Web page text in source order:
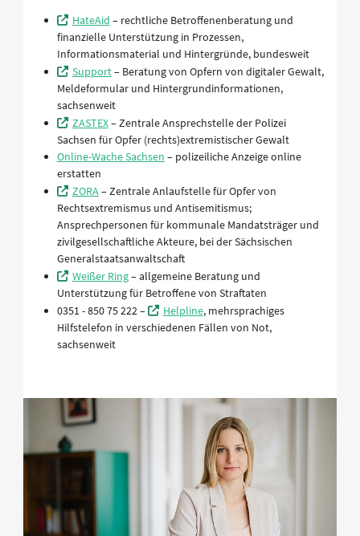
HateAid – rechtliche Betroffenenberatung und
finanzielle Unterstützung in Prozessen,
Informationsmaterial und Hintergründe, bundesweit
Support– Beratung von Opfern von digitaler Gewalt,
Meldeformular und Hintergrundinformationen,
sachsenweit
ZASTEX– Zentrale Ansprechstelle der Polizei
Sachsen für Opfer (rechts)extremistischer Gewalt
Online-Wache Sachsen – polizeiliche Anzeige online
erstatten
ZORA– Zentrale Anlaufstelle für Opfer von
Rechtsextremismus und Antisemitismus;
Ansprechpersonen für kommunale Mandatsträger und
zivilgesellschaftliche Akteure, bei der Sächsischen
Generalstaatsanwaltschaft
Weißer Ring– allgemeine Beratung und
Unterstützung für Betroffene von Straftaten
0351 - 850 75 222 –
Helpline, mehrsprachiges
Hilfstelefon in verschiedenen Fällen von Not,
sachsenweit